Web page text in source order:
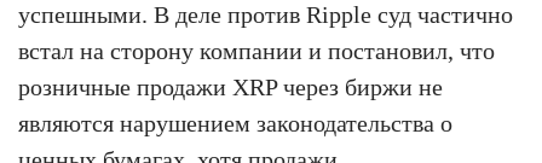
успешными. В деле против Ripple суд частично
встал на сторону компании и постановил, что
розничные продажи XRP через биржи не
являются нарушением законодательства о